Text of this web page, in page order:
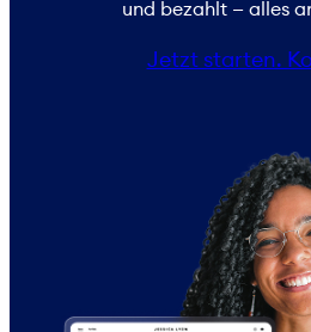
und bezahlt — alles
Jetzt starten.